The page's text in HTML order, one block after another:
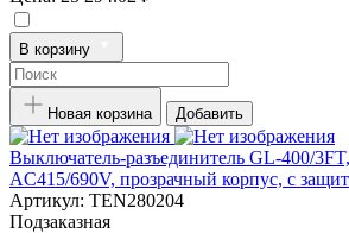
В корзину
Новая корзина Добавить
Выключатель-разъединитель GL-400/
AC415/690V, прозрачный корпус, с
Артикул: TEN280204
Подзаказная